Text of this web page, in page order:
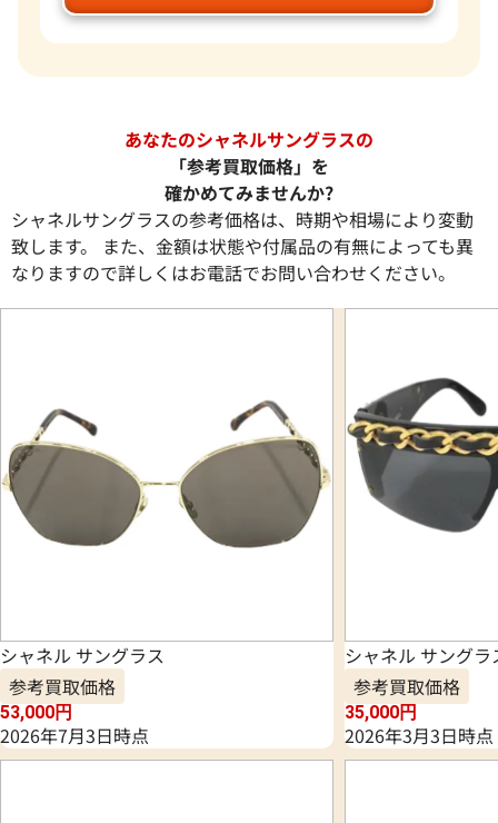
あなたのシャネルサングラスの
「参考買取価格」を
確かめてみませんか?
シャネルサングラスの参考価格は、時期や相場により変動
致します。 また、金額は状態や付属品の有無によっても異
なりますので詳しくはお電話でお問い合わせください。
シャネル サングラス
参考買取価格
53,000円
2026年7月3日時点
シャネル サングラ
参考買取価格
35,000円
2026年3月3日時点